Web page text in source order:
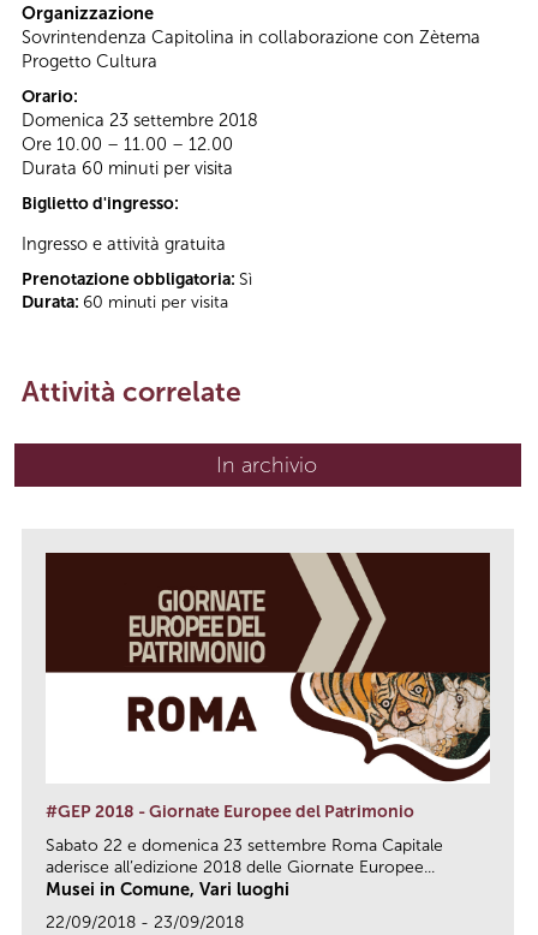
Organizzazione
Sovrintendenza Capitolina in collaborazione con Zètema
Progetto Cultura
Orario:
Domenica 23 settembre 2018
Ore 10.00 – 11.00 – 12.00
Durata 60 minuti per visita
Biglietto d'ingresso:
Ingresso e attività gratuita
Prenotazione obbligatoria: Sì
Durata: 60 minuti per visita
Attività correlate
In archivio
#GEP 2018 - Giornate Europee del Patrimonio
Sabato 22 e domenica 23 settembre Roma Capitale
aderisce all’edizione 2018 delle Giornate Europee...
Musei in Comune, Vari luoghi
22/09/2018 - 23/09/2018